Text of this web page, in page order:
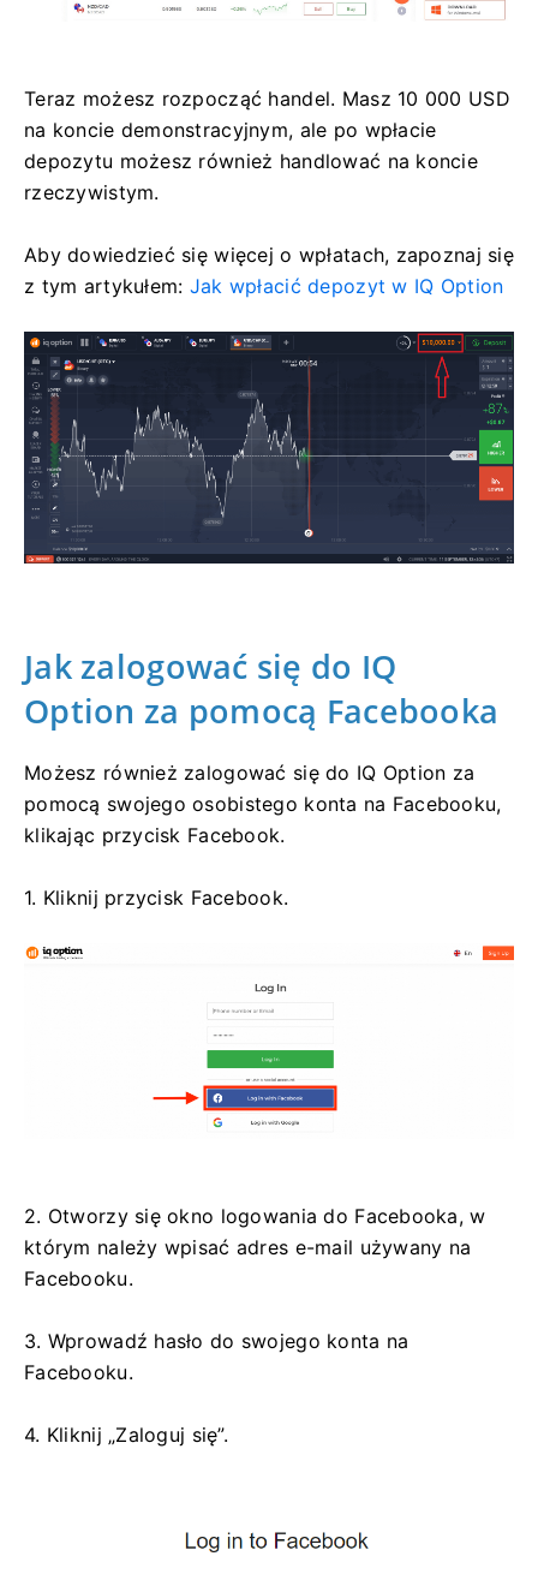
Teraz możesz rozpocząć handel. Masz 10 000 USD
na koncie demonstracyjnym, ale po wpłacie
depozytu możesz również handlować na koncie
rzeczywistym.
Aby dowiedzieć się więcej o wpłatach, zapoznaj się
z tym artykułem: Jak wpłacić depozyt w IQ Option
Jak zalogować się do IQ
Option za pomocą Facebooka
Możesz również zalogować się do IQ Option za
pomocą swojego osobistego konta na Facebooku,
klikając przycisk Facebook.
1. Kliknij przycisk Facebook.
2. Otworzy się okno logowania do Facebooka, w
którym należy wpisać adres e-mail używany na
Facebooku.
3. Wprowadź hasło do swojego konta na
Facebooku.
4. Kliknij „Zaloguj się”.